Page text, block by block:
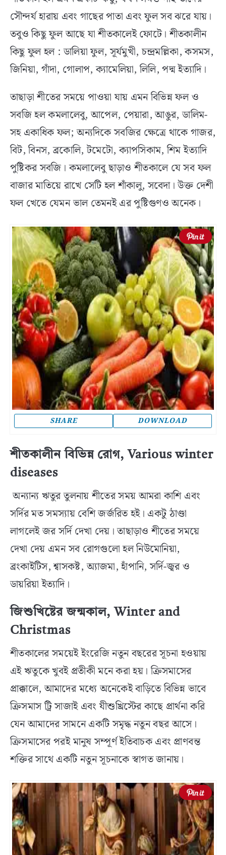
সৌন্দর্য হারায় এবং গাছের পাতা এবং ফুল সব ঝরে যায়।
তবুও কিছু ফুল আছে যা শীতকালেই ফোটে। শীতকালীন
কিছু ফুল হল : ডালিয়া ফুল, সূর্যমুখী, চন্দ্রমল্লিকা, কসমস,
জিনিয়া, গাঁদা, গোলাপ, ক্যামেলিয়া, লিলি, পদ্ম ইত্যাদি।
তাছাড়া শীতের সময়ে পাওয়া যায় এমন বিভিন্ন ফল ও
সবজি হল কমলালেবু, আপেল, পেয়ারা, আঙুর, ডালিম-
সহ একাধিক ফল; অন্যদিকে সবজির ক্ষেত্রে থাকে গাজর,
বিট, বিনস, ব্রকোলি, টমেটো, ক্যাপসিকাম, শিম ইত্যাদি
পুষ্টিকর সবজি। কমলালেবু ছাড়াও শীতকালে যে সব ফল
বাজার মাতিয়ে রাখে সেটি হল শাঁকালু, সবেদা। উক্ত দেশী
ফল খেতে যেমন ভাল তেমনই এর পুষ্টিগুণও অনেক।
SHARE DOWNLOAD
শীতকালীন বিভিন্ন রোগ, Various winter
diseases
অন্যান্য ঋতুর তুলনায় শীতের সময় আমরা কাশি এবং
সর্দির মত সমস্যায় বেশি জর্জরিত হই। একটু ঠাণ্ডা
লাগলেই জর সর্দি দেখা দেয়। তাছাড়াও শীতের সময়ে
দেখা দেয় এমন সব রোগগুলো হল নিউমোনিয়া,
ব্রংকাইটিস, শ্বাসকষ্ট, অ্যাজমা, হাঁপানি, সর্দি-জ্বর ও
ডায়রিয়া ইত্যাদি।
জিশুখিষ্টের জন্মকাল, Winter and
Christmas
শীতকালের সময়েই ইংরেজি নতুন বছরের সূচনা হওয়ায়
এই ঋতুকে খুবই প্রতীকী মনে করা হয়। ক্রিসমাসের
প্রাক্কালে, আমাদের মধ্যে অনেকেই বাড়িতে বিভিন্ন ভাবে
ক্রিসমাস ট্রি সাজাই এবং যীশুখ্রিস্টের কাছে প্রার্থনা করি
যেন আমাদের সামনে একটি সমৃদ্ধ নতুন বছর আসে।
ক্রিসমাসের পরই মানুষ সম্পূর্ণ ইতিবাচক এবং প্রাণবন্ত
শক্তির সাথে একটি নতুন সূচনাকে স্বাগত জানায়।